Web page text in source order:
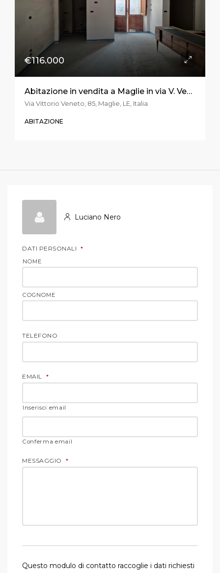
€116.000
Abitazione in vendita a Maglie in via V. Veneto
Via Vittorio Veneto, 85, Maglie, LE, Italia
ABITAZIONE
Luciano Nero
DATI PERSONALI *
NOME
COGNOME
TELEFONO
EMAIL *
Inserisci email
Conferma email
MESSAGGIO *
Questo modulo di contatto raccoglie i dati richiesti